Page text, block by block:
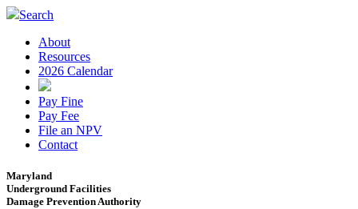
Search
About
Resources
2026 Calendar
Pay Fine
Pay Fee
File an NPV
Contact
Maryland
Underground Facilities
Damage Prevention Authority